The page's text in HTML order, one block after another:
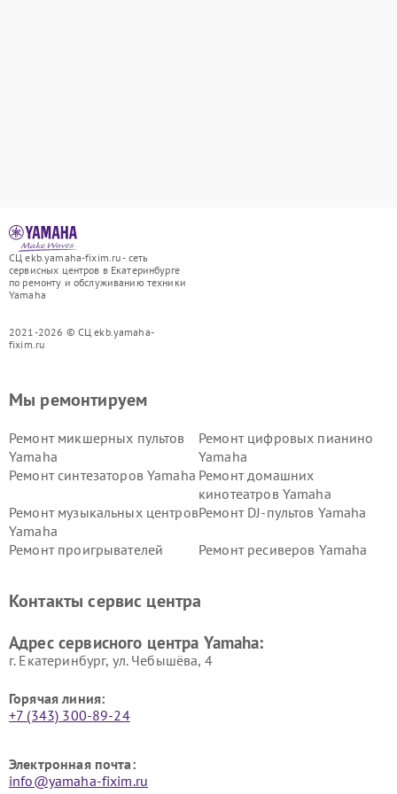
СЦ ekb.yamaha-fixim.ru - сеть
сервисных центров в Екатеринбурге
по ремонту и обслуживанию техники
Yamaha
2021-2026 © СЦ ekb.yamaha-
fixim.ru
Мы ремонтируем
Ремонт микшерных пультов
Yamaha
Ремонт цифровых пианино
Yamaha
Ремонт синтезаторов Yamaha Ремонт домашних
кинотеатров Yamaha
Ремонт музыкальных центров
Yamaha
Ремонт DJ-пультов Yamaha
Ремонт проигрывателей
Ремонт ресиверов Yamaha
Yamaha
Yamaha
Контакты сервис центра
Адрес сервисного центра Yamaha:
г. Екатеринбург, ул. Чебышёва, 4
Горячая линия:
+7 (343) 300-89-24
Электронная почта:
info@yamaha-fixim.ru